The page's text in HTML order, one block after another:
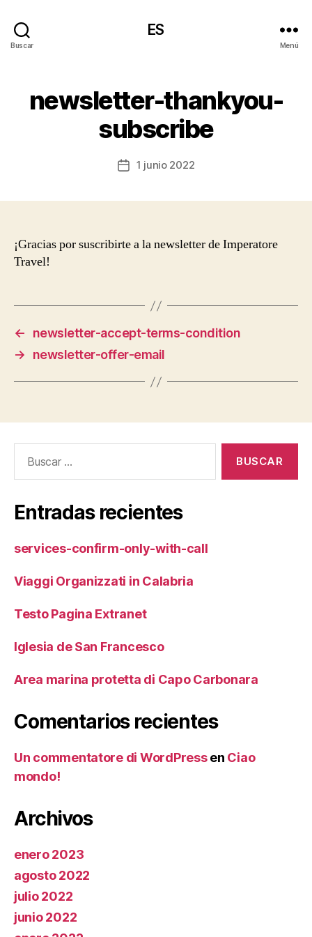
Buscar
ES
Menú
newsletter-thankyou-
subscribe
Fecha1 junio 2022
¡Gracias por suscribirte a la newsletter de Imperatore
Travel!
←
newsletter-accept-terms-condition
→
newsletter-offer-email
Entradas recientes
services-confirm-only-with-call
Viaggi Organizzati in Calabria
Testo Pagina Extranet
Iglesia de San Francesco
Area marina protetta di Capo Carbonara
Comentarios recientes
Un commentatore di WordPressen Ciao
mondo!
Archivos
enero 2023
agosto 2022
julio 2022
junio 2022